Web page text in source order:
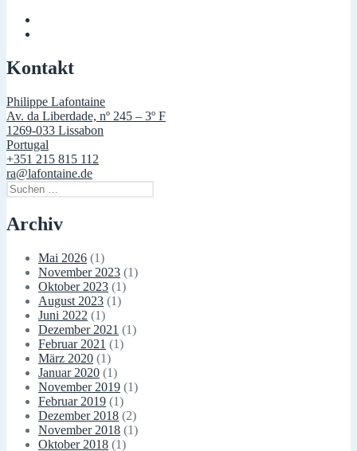
Kontakt
Philippe Lafontaine
Av. da Liberdade, nº 245 – 3º F
1269-033 Lissabon
Portugal
+351 215 815 112
ra@lafontaine.de
Suchen
nach:
Archiv
Mai 2026 (1)
November 2023 (1)
Oktober 2023 (1)
August 2023 (1)
Juni 2022 (1)
Dezember 2021 (1)
Februar 2021 (1)
März 2020 (1)
Januar 2020 (1)
November 2019 (1)
Februar 2019 (1)
Dezember 2018 (2)
November 2018 (1)
Oktober 2018 (1)